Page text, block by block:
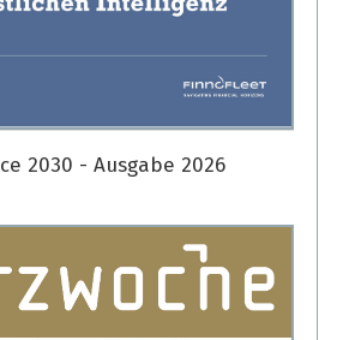
2030 - Ausgabe 2026